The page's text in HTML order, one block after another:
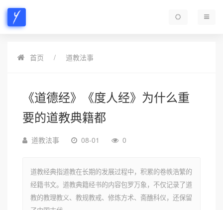
首页 道教法事
《道德经》《度人经》为什么重
要的道教典籍都
道教法事 08-01 0
道教经典指道教在长期的发展过程中，积累的卷帙浩繁的
经籍书文。道教典籍经书的内容包罗万象，不仅记录了道
教的教理教义、教规教戒、修炼方术、斋醮科仪，还保留